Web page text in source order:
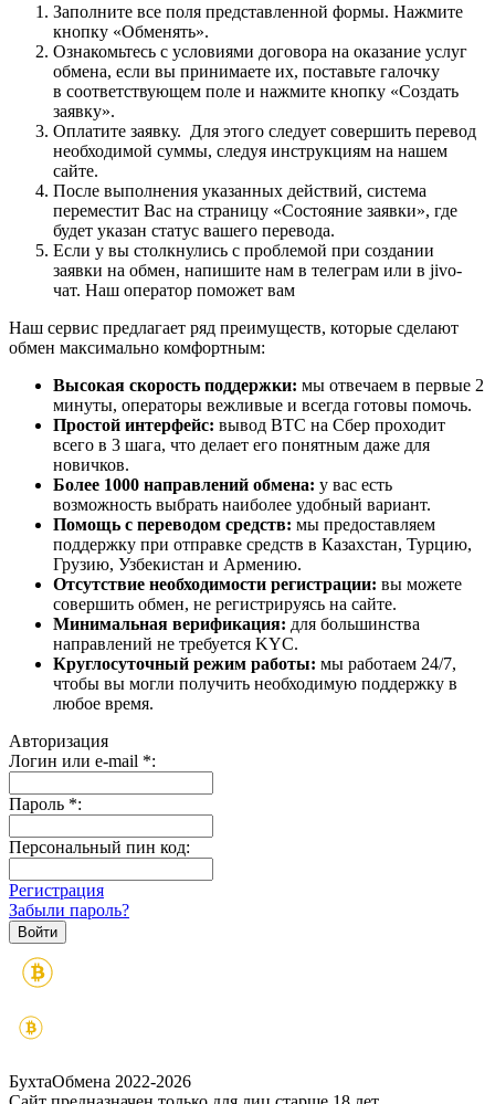
Заполните все поля представленной формы. Нажмите
кнопку «Обменять».
Ознакомьтесь с условиями договора на оказание услуг
обмена, если вы принимаете их, поставьте галочку
в соответствующем поле и нажмите кнопку «Создать
заявку».
Оплатите заявку. Для этого следует совершить перевод
необходимой суммы, следуя инструкциям на нашем
сайте.
После выполнения указанных действий, система
переместит Вас на страницу «Состояние заявки», где
будет указан статус вашего перевода.
Если у вы столкнулись с проблемой при создании
заявки на обмен, напишите нам в телеграм или в jivo-
чат. Наш оператор поможет вам
Наш сервис предлагает ряд преимуществ, которые сделают
обмен максимально комфортным:
Высокая скорость поддержки: мы отвечаем в первые 2
минуты, операторы вежливые и всегда готовы помочь.
Простой интерфейс: вывод BTC на Сбер проходит
всего в 3 шага, что делает его понятным даже для
новичков.
Более 1000 направлений обмена: у вас есть
возможность выбрать наиболее удобный вариант.
Помощь с переводом средств: мы предоставляем
поддержку при отправке средств в Казахстан, Турцию,
Грузию, Узбекистан и Армению.
Отсутствие необходимости регистрации: вы можете
совершить обмен, не регистрируясь на сайте.
Минимальная верификация: для большинства
направлений не требуется KYC.
Круглосуточный режим работы: мы работаем 24/7,
чтобы вы могли получить необходимую поддержку в
любое время.
Авторизация
Логин или e-mail *:
Пароль *:
Персональный пин код:
Регистрация
Забыли пароль?
БухтаОбмена 2022-2026